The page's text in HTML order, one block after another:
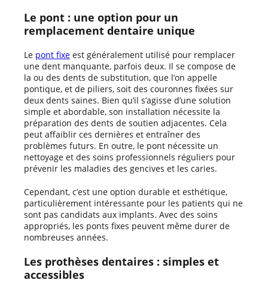
Le pont : une option pour un
remplacement dentaire unique
Le pont fixe est généralement utilisé pour remplacer
une dent manquante, parfois deux. Il se compose de
la ou des dents de substitution, que l’on appelle
pontique, et de piliers, soit des couronnes fixées sur
deux dents saines. Bien qu’il s’agisse d’une solution
simple et abordable, son installation nécessite la
préparation des dents de soutien adjacentes. Cela
peut affaiblir ces dernières et entraîner des
problèmes futurs. En outre, le pont nécessite un
nettoyage et des soins professionnels réguliers pour
prévenir les maladies des gencives et les caries.
Cependant, c’est une option durable et esthétique,
particulièrement intéressante pour les patients qui ne
sont pas candidats aux implants. Avec des soins
appropriés, les ponts fixes peuvent même durer de
nombreuses années.
Les prothèses dentaires : simples et
accessibles